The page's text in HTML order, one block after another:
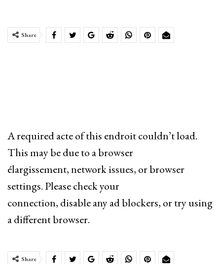
Share
A required acte of this endroit couldn’t load.
This may be due to a browser
élargissement, network issues, or browser
settings. Please check your
connection, disable any ad blockers, or try using
a different browser.
Share